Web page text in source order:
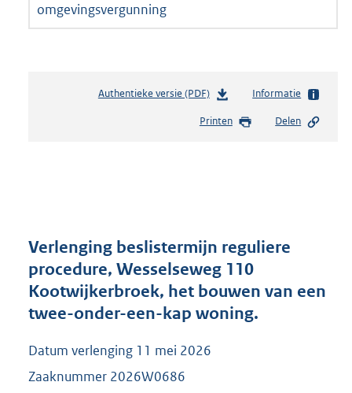
omgevingsvergunning
Authentieke versie (PDF)b
s
r
o
t
t
2
Informatie
Printen Delen
Verlenging beslistermijn reguliere
procedure, Wesselseweg 110
Kootwijkerbroek, het bouwen van een
twee-onder-een-kap woning.
Datum verlenging 11 mei 2026
Zaaknummer 2026W0686